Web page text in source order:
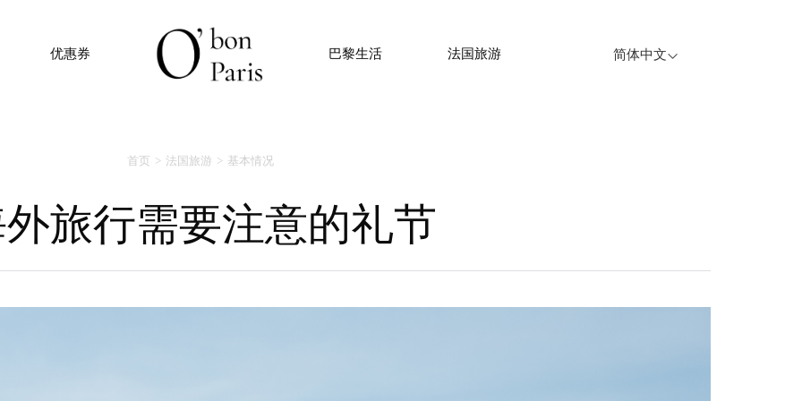
优惠券 巴黎生活 法国旅游 简体中文
首页 法国旅游 基本情况
海外旅行需要注意的礼节